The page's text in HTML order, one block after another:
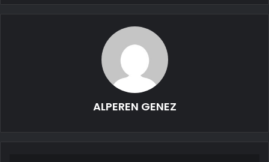
ALPEREN GENEZ